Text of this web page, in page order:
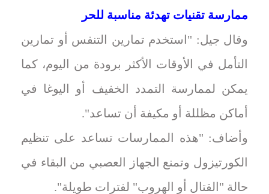
ممارسة تقنيات تهدئة مناسبة للحر
وقال جيل: "استخدم تمارين التنفس أو تمارين
التأمل في الأوقات الأكثر برودة من اليوم، كما
يمكن لممارسة التمدد الخفيف أو اليوغا في
أماكن مظللة أو مكيفة أن تساعد".
وأضاف: "هذه الممارسات تساعد على تنظيم
الكورتيزول وتمنع الجهاز العصبي من البقاء في
حالة "القتال أو الهروب" لفترات طويلة".